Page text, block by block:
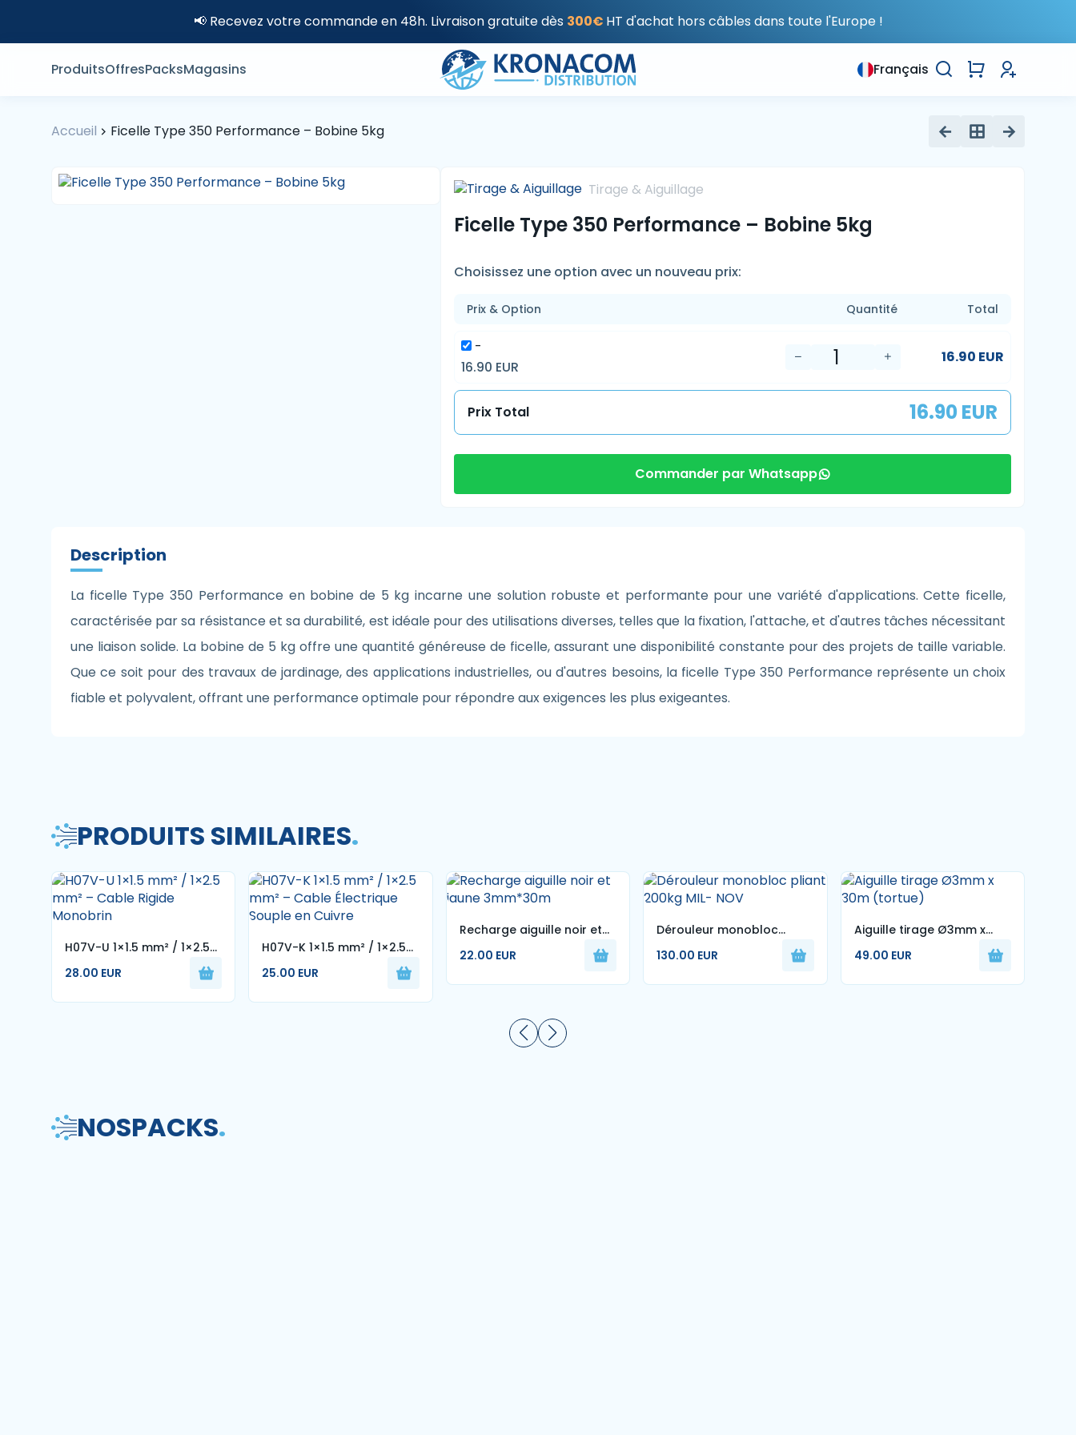
📢 Recevez votre commande en 48h. Livraison gratuite dès 300€ HT d'achat hors câbles dans toute l'Europe !
ProduitsOffresPacksMagasins Français
Accueil Ficelle Type 350 Performance – Bobine 5kg
Tirage & Aiguillage
Ficelle Type 350 Performance – Bobine 5kg
Choisissez une option avec un nouveau prix:
Prix & Option Quantité Total
-
16.90 EUR
16.90 EUR
Prix Total 16.90 EUR
Commander par Whatsapp
Description
La ficelle Type 350 Performance en bobine de 5 kg incarne une solution robuste et performante pour une variété d'applications. Cette ficelle,
caractérisée par sa résistance et sa durabilité, est idéale pour des utilisations diverses, telles que la fixation, l'attache, et d'autres tâches nécessitant
une liaison solide. La bobine de 5 kg offre une quantité généreuse de ficelle, assurant une disponibilité constante pour des projets de taille variable.
Que ce soit pour des travaux de jardinage, des applications industrielles, ou d'autres besoins, la ficelle Type 350 Performance représente un choix
fiable et polyvalent, offrant une performance optimale pour répondre aux exigences les plus exigeantes.
PRODUITS SIMILAIRES.
H07V-U 1×1.5 mm² / 1×2.5
mm² – Cable Rigide
28.00 EUR
H07V-K 1×1.5 mm² / 1×2.5
mm² – Cable Électrique
25.00 EUR
Recharge aiguille noir et
jaune 3mm*30m
22.00 EUR
Dérouleur monobloc
pliant 200kg MIL- NOV
130.00 EUR
Aiguille tirage Ø3mm x
30m (tortue)
49.00 EUR
NOSPACKS.